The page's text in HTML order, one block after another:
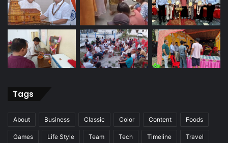
Tags
About Business Classic Color Content Foods
Games Life Style Team Tech Timeline Travel